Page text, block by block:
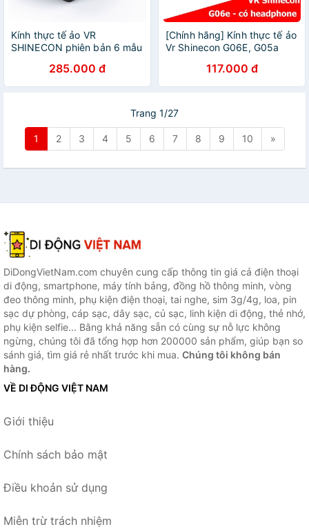
Kính thực tế ảo VR
SHINECON phiên bản 6 mẫu
285.000 đ
[Chính hãng] Kính thực tế ảo
Vr Shinecon G06E, G05a
117.000 đ
Trang 1/27
1 2 3 4 5 6 7 8 9 10 »
DiDongVietNam.com chuyên cung cấp thông tin giá cả điện thoại
di động, smartphone, máy tính bảng, đồng hồ thông minh, vòng
đeo thông minh, phụ kiện điện thoại, tai nghe, sim 3g/4g, loa, pin
sạc dự phòng, cáp sạc, dây sạc, củ sạc, linh kiện di động, thẻ nhớ,
phụ kiện selfie... Bằng khả năng sẵn có cùng sự nỗ lực không
ngừng, chúng tôi đã tổng hợp hơn 200000 sản phẩm, giúp bạn so
sánh giá, tìm giá rẻ nhất trước khi mua. Chúng tôi không bán
hàng.
VỀ DI ĐỘNG VIỆT NAM
Giới thiệu
Chính sách bảo mật
Điều khoản sử dụng
Miễn trừ trách nhiệm